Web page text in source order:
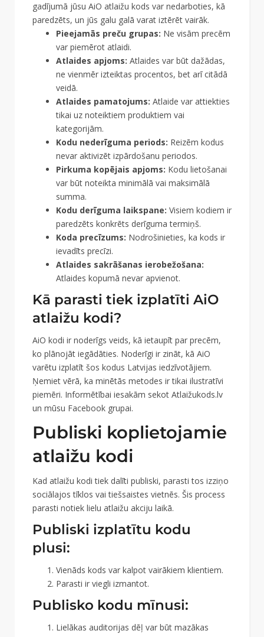
gadījumā jūsu AiO atlaižu kods var nedarboties, kā
paredzēts, un jūs galu galā varat iztērēt vairāk.
Pieejamās preču grupas: Ne visām precēm
var piemērot atlaidi.
Atlaides apjoms: Atlaides var būt dažādas,
ne vienmēr izteiktas procentos, bet arī citādā
veidā.
Atlaides pamatojums: Atlaide var attiekties
tikai uz noteiktiem produktiem vai
kategorijām.
Kodu nederīguma periods: Reizēm kodus
nevar aktivizēt izpārdošanu periodos.
Pirkuma kopējais apjoms: Kodu lietošanai
var būt noteikta minimālā vai maksimālā
summa.
Kodu derīguma laikspane: Visiem kodiem ir
paredzēts konkrēts derīguma termiņš.
Koda precīzums: Nodrošinieties, ka kods ir
ievadīts precīzi.
Atlaides sakrāšanas ierobežošana:
Atlaides kopumā nevar apvienot.
Kā parasti tiek izplatīti AiO
atlaižu kodi?
AiO kodi ir noderīgs veids, kā ietaupīt par precēm,
ko plānojāt iegādāties. Noderīgi ir zināt, kā AiO
varētu izplatīt šos kodus Latvijas iedzīvotājiem.
Ņemiet vērā, ka minētās metodes ir tikai ilustratīvi
piemēri. Informētībai iesakām sekot Atlaižukods.lv
un mūsu Facebook grupai.
Publiski koplietojamie
atlaižu kodi
Kad atlaižu kodi tiek dalīti publiski, parasti tos izziņo
sociālajos tīklos vai tiešsaistes vietnēs. Šis process
parasti notiek lielu atlaižu akciju laikā.
Publiski izplatītu kodu
plusi:
Vienāds kods var kalpot vairākiem klientiem.
Parasti ir viegli izmantot.
Publisko kodu mīnusi:
Lielākas auditorijas dēļ var būt mazākas